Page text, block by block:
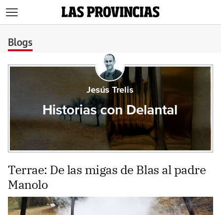
Blogs
Jesús Trelis
Historias con Delantal
Terrae: De las migas de Blas al padre
Manolo